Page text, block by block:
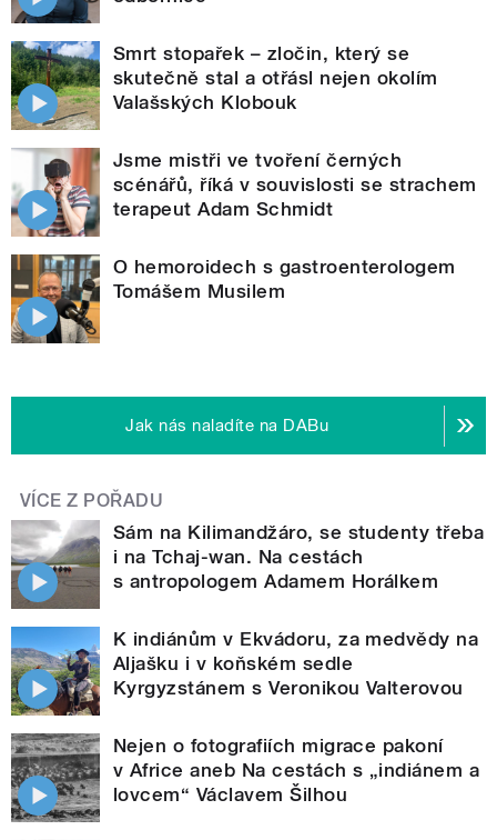
Smrt stopařek – zločin, který se
skutečně stal a otřásl nejen okolím
Valašských Klobouk
Jsme mistři ve tvoření černých
scénářů, říká v souvislosti se strachem
terapeut Adam Schmidt
O hemoroidech s gastroenterologem
Tomášem Musilem
Jak nás naladíte na DABu
VÍCE Z POŘADU
Sám na Kilimandžáro, se studenty třeba
i na Tchaj-wan. Na cestách
s antropologem Adamem Horálkem
K indiánům v Ekvádoru, za medvědy na
Aljašku i v koňském sedle
Kyrgyzstánem s Veronikou Valterovou
Nejen o fotografiích migrace pakoní
v Africe aneb Na cestách s „indiánem a
lovcem“ Václavem Šilhou